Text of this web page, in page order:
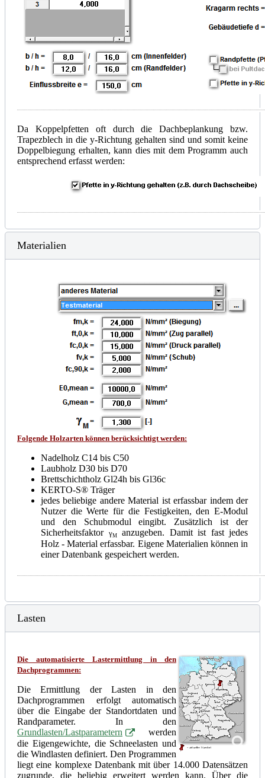
Da Koppelpfetten oft durch die Dachbeplankung bzw.
Trapezblech in die y-Richtung gehalten sind und somit keine
Doppelbiegung erhalten, kann dies mit dem Programm auch
entsprechend erfasst werden:
Materialien
Folgende Holzarten können berücksichtigt werden:
Nadelholz C14 bis C50
Laubholz D30 bis D70
Brettschichtholz Gl24h bis Gl36c
KERTO-S® Träger
jedes beliebige andere Material ist erfassbar indem der
Nutzer die Werte für die Festigkeiten, den E-Modul
und den Schubmodul eingibt. Zusätzlich ist der
Sicherheitsfaktor γManzugeben. Damit ist fast jedes
Holz - Material erfassbar. Eigene Materialien können in
einer Datenbank gespeichert werden.
Lasten
Die automatisierte Lastermittlung in den
Dachprogrammen:
Die Ermittlung der Lasten in den
Dachprogrammen erfolgt automatisch
über die Eingabe der Standortdaten und
Randparameter. In den
Grundlasten/Lastparametern
werden
die Eigengewichte, die Schneelasten und
die Windlasten definiert. Den Programmen
liegt eine komplexe Datenbank mit über 14.000 Datensätzen
zugrunde, die beliebig erweitert werden kann. Über die